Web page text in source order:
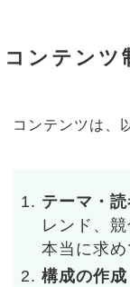
コンテンツ
コンテンツは、
テーマ・
レンド、
本当に求め
構成の作成